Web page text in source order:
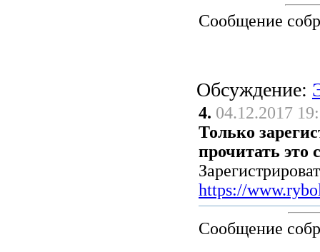
Сообщение
Обсуждение:
4. 04.12.2017
Только
прочитать это
https://
Сообщение